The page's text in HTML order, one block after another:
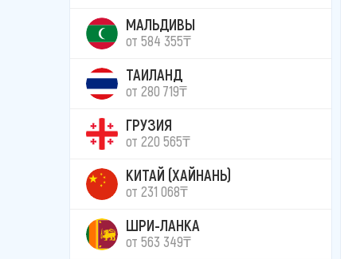
МАЛЬДИВЫ
от 584 355₸
ТАИЛАНД
от 280 719₸
ГРУЗИЯ
от 220 565₸
КИТАЙ (ХАЙНАНЬ)
от 231 068₸
ШРИ-ЛАНКА
от 563 349₸